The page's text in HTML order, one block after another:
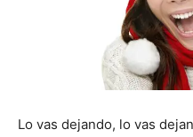
Lo vas dejando, lo vas